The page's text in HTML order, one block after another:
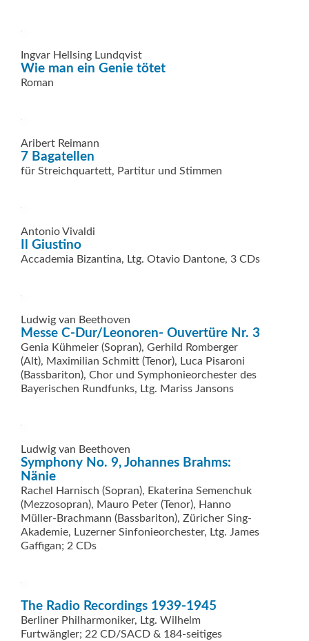
Ingvar Hellsing Lundqvist
Wie man ein Genie tötet
Roman
Aribert Reimann
7 Bagatellen
für Streichquartett, Partitur und Stimmen
Antonio Vivaldi
Il Giustino
Accademia Bizantina, Ltg. Otavio Dantone, 3 CDs
Ludwig van Beethoven
Messe C-Dur/Leonoren- Ouvertüre Nr. 3
Genia Kühmeier (Sopran), Gerhild Romberger
(Alt), Maximilian Schmitt (Tenor), Luca Pisaroni
(Bassbariton), Chor und Symphonieorchester des
Bayerischen Rundfunks, Ltg. Mariss Jansons
Ludwig van Beethoven
Symphony No. 9, Johannes Brahms:
Nänie
Rachel Harnisch (Sopran), Ekaterina Semenchuk
(Mezzosopran), Mauro Peter (Tenor), Hanno
Müller-Brachmann (Bassbariton), Züricher Sing-
Akademie, Luzerner Sinfonieorchester, Ltg. James
Gaffigan; 2 CDs
The Radio Recordings 1939-1945
Berliner Philharmoniker, Ltg. Wilhelm
Furtwängler; 22 CD/SACD & 184-seitiges